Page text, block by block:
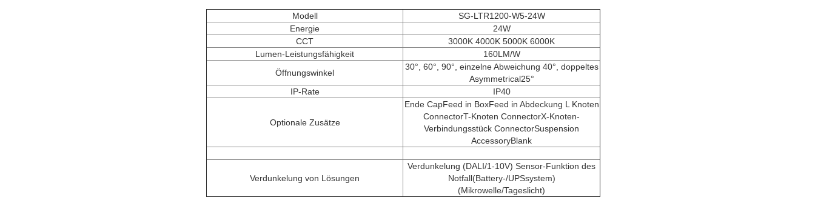
Modell
SG-LTR1200-W5-24W
Energie
24W
CCT
3000K 4000K 5000K 6000K
Lumen-Leistungsfähigkeit
160LM/W
Öffnungswinkel
30°, 60°, 90°, einzelne Abweichung 40°, doppeltes
Asymmetrical25°
IP-Rate
IP40
Optionale Zusätze
Ende CapFeed in BoxFeed in Abdeckung L Knoten
ConnectorT-Knoten ConnectorX-Knoten-
Verbindungsstück ConnectorSuspension
AccessoryBlank
Verdunkelung von Lösungen
Verdunkelung (DALI/1-10V) Sensor-Funktion des
Notfall(Battery-/UPSsystem)
(Mikrowelle/Tageslicht)